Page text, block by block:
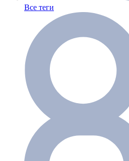
Все теги